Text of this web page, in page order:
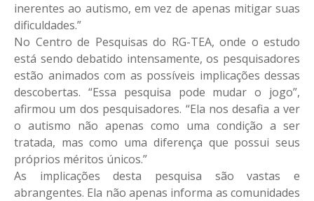
inerentes ao autismo, em vez de apenas mitigar suas
dificuldades.”
No Centro de Pesquisas do RG-TEA, onde o estudo
está sendo debatido intensamente, os pesquisadores
estão animados com as possíveis implicações dessas
descobertas. “Essa pesquisa pode mudar o jogo”,
afirmou um dos pesquisadores. “Ela nos desafia a ver
o autismo não apenas como uma condição a ser
tratada, mas como uma diferença que possui seus
próprios méritos únicos.”
As implicações desta pesquisa são vastas e
abrangentes. Ela não apenas informa as comunidades